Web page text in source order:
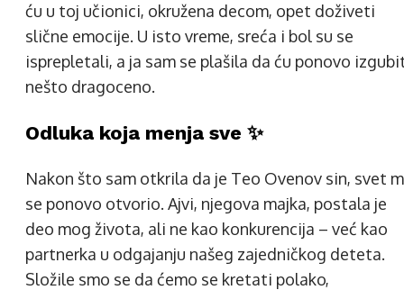
ću u toj učionici, okružena decom, opet doživeti
slične emocije. U isto vreme, sreća i bol su se
isprepletali, a ja sam se plašila da ću ponovo
nešto dragoceno.
Odluka koja menja sve ✨
Nakon što sam otkrila da je Teo Ovenov sin, svet
se ponovo otvorio. Ajvi, njegova majka, postala je
deo mog života, ali ne kao konkurencija – već kao
partnerka u odgajanju našeg zajedničkog deteta.
Složile smo se da ćemo se kretati polako,